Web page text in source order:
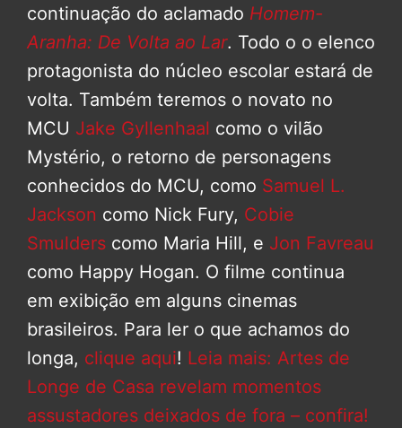
continuação do aclamado Homem-
Aranha: De Volta ao Lar. Todo o o elenco
protagonista do núcleo escolar estará de
volta. Também teremos o novato no
MCU Jake Gyllenhaal como o vilão
Mystério, o retorno de personagens
conhecidos do MCU, como Samuel L.
Jackson como Nick Fury, Cobie
Smulders como Maria Hill, e Jon Favreau
como Happy Hogan. O filme continua
em exibição em alguns cinemas
brasileiros. Para ler o que achamos do
longa, clique aqui! Leia mais: Artes de
Longe de Casa revelam momentos
assustadores deixados de fora – confira!